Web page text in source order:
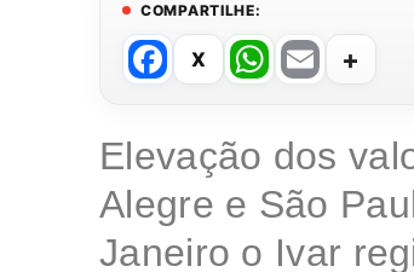
COMPARTILHE:
F
a
c
e
b
o
W
h
at
s
A
p
E
ail
Elevação dos
Alegre e São
Janeiro o Ivar